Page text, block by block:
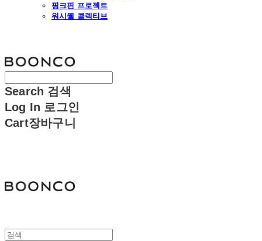
핑크핀 프로젝트
워시웰 콜렉티브
Search 검색
Log In 로그인
Cart장바구니